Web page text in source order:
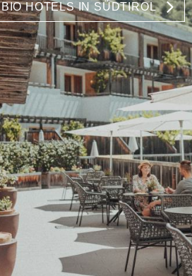
BIO HOTELS IN SÜDTIROL